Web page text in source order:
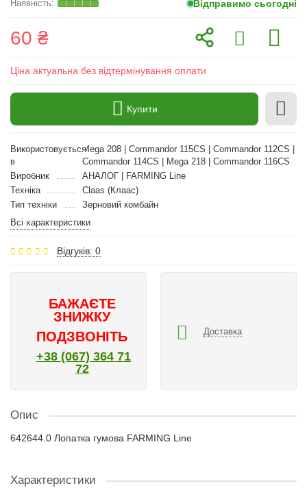
Відправимо сьогодні
60 ₴
Ціна актуальна без відтермінування оплати
Купити
Використовується
в
Mega 208 | Commandor 115CS | Commandor 112CS |
Commandor 114CS | Mega 218 | Commandor 116CS
Виробник
АНАЛОГ | FARMING Line
Техніка
Claas (Клаас)
Тип техніки
Зерновий комбайн
Всі характеристики
Відгуків: 0
БАЖАЄТЕ
ЗНИЖКУ
ПОДЗВОНІТЬ
+38 (067) 364 71
72
Доставка
Опис
642644.0 Лопатка гумова FARMING Line
Характеристики